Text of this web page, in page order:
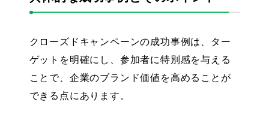
クローズドキャンペーンの成功事例は、ター
ゲットを明確にし、参加者に特別感を与える
ことで、企業のブランド価値を高めることが
できる点にあります。